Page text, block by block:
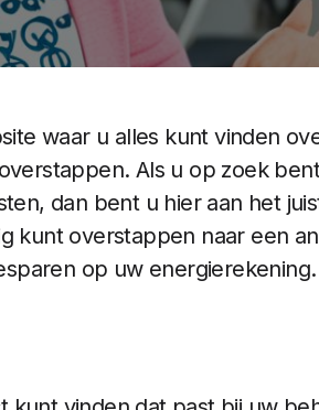
waar u alles kunt vinden
Als u op zoek
dan bent u hier aan het
kunt overstappen naar een
op uw energierekening.